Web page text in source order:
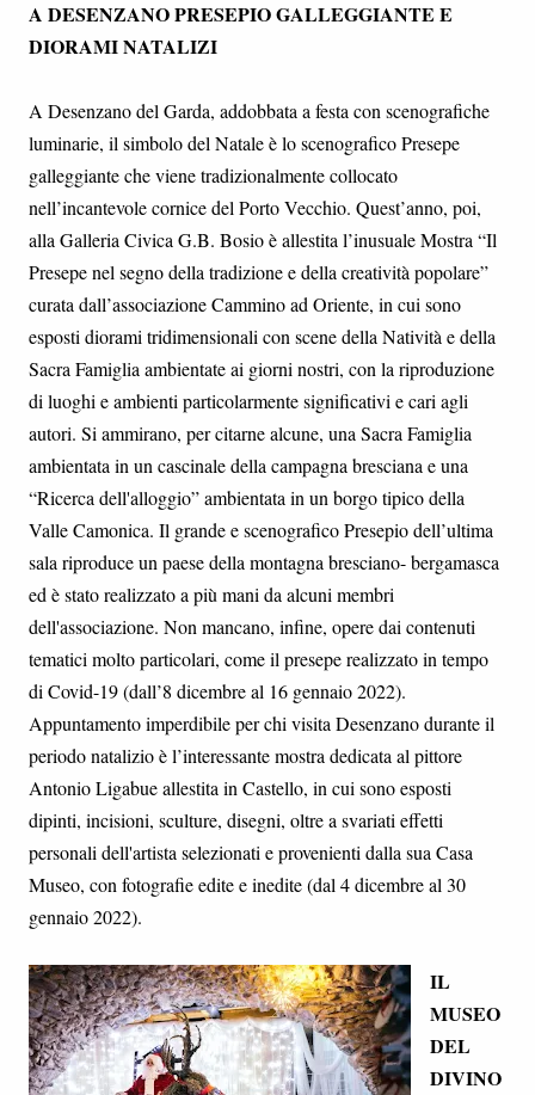
A DESENZANO PRESEPIO GALLEGGIANTE E
DIORAMI NATALIZI
A Desenzano del Garda, addobbata a festa con scenografiche
luminarie, il simbolo del Natale è lo scenografico Presepe
galleggiante che viene tradizionalmente collocato
nell’incantevole cornice del Porto Vecchio. Quest’anno, poi,
alla Galleria Civica G.B. Bosio è allestita l’inusuale Mostra “Il
Presepe nel segno della tradizione e della creatività popolare”
curata dall’associazione Cammino ad Oriente, in cui sono
esposti diorami tridimensionali con scene della Natività e della
Sacra Famiglia ambientate ai giorni nostri, con la riproduzione
di luoghi e ambienti particolarmente significativi e cari agli
autori. Si ammirano, per citarne alcune, una Sacra Famiglia
ambientata in un cascinale della campagna bresciana e una
“Ricerca dell'alloggio” ambientata in un borgo tipico della
Valle Camonica. Il grande e scenografico Presepio dell’ultima
sala riproduce un paese della montagna bresciano- bergamasca
ed è stato realizzato a più mani da alcuni membri
dell'associazione. Non mancano, infine, opere dai contenuti
tematici molto particolari, come il presepe realizzato in tempo
di Covid-19 (dall’8 dicembre al 16 gennaio 2022).
Appuntamento imperdibile per chi visita Desenzano durante il
periodo natalizio è l’interessante mostra dedicata al pittore
Antonio Ligabue allestita in Castello, in cui sono esposti
dipinti, incisioni, sculture, disegni, oltre a svariati effetti
personali dell'artista selezionati e provenienti dalla sua Casa
Museo, con fotografie edite e inedite (dal 4 dicembre al 30
gennaio 2022).
IL
MUSEO
DEL
DIVINO